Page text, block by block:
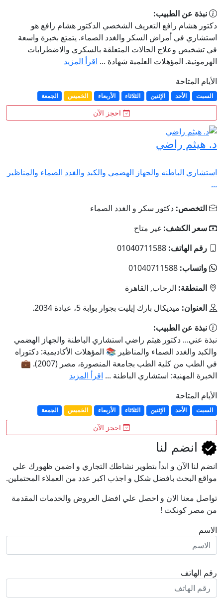
نبذة عن الطبيب:
دكتور هشام رافع التعريف الشخصي الدكتور هشام رافع هو
استشاري في أمراض السكر والغدد الصماء. يتمتع بخبرة واسعة
في تشخيص وعلاج الحالات المتعلقة بالسكري والاضطرابات
الهرمونية. المؤهلات العلمية شهادة ...اقرأ المزيد
الأيام المتاحة
السبت الأحد الإثنين الثلاثاء الأربعاء الخميس الجمعة
احجز الآن
د. هيثم راضي
استشاري الباطنه والجهاز الهضمي والكبد والغدد الصماء والمناظير
...
التخصص:دكتور سكر و الغدد الصماء
سعر الكشف:غير متاح
رقم الهاتف:01040711588
واتساب:01040711588
المنطقة:الرحاب, القاهرة
العنوان:ميديكال بارك إيليت بجوار بوابة 5، عيادة 2034.
نبذة عن الطبيب:
نبذة عني... دكتور هيثم راضي استشاري الباطنة والجهاز الهضمي
والكبد والغدد الصماء والمناظير 📚 المؤهلات الأكاديمية: دكتوراه
في الطب من كلية الطب بجامعة المنصورة، مصر (2007). 💼
الخبرة المهنية: استشاري الباطنة ...اقرأ المزيد
الأيام المتاحة
السبت الأحد الإثنين الثلاثاء الأربعاء الخميس الجمعة
احجز الآن
انضم لنا
انضم لنا اﻵن و ابدأ بتطوير نشاطك التجاري و اضمن ظهورك علي
مواقع البحث بافضل شكل و اجذب اكبر عدد من العملاء المحتملين.
تواصل معنا الان و احصل علي افضل العروض والخدمات المقدمة
من مصر كونكت !
الاسم
رقم الهاتف